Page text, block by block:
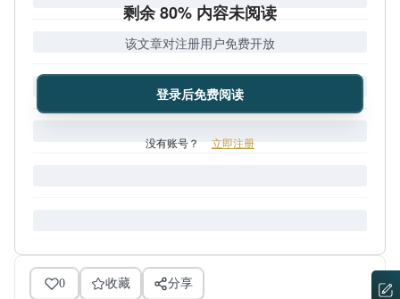
剩余 80% 内容未阅读
该文章对注册用户免费开放
登录后免费阅读
没有账号？ 立即注册
0 收藏 分享